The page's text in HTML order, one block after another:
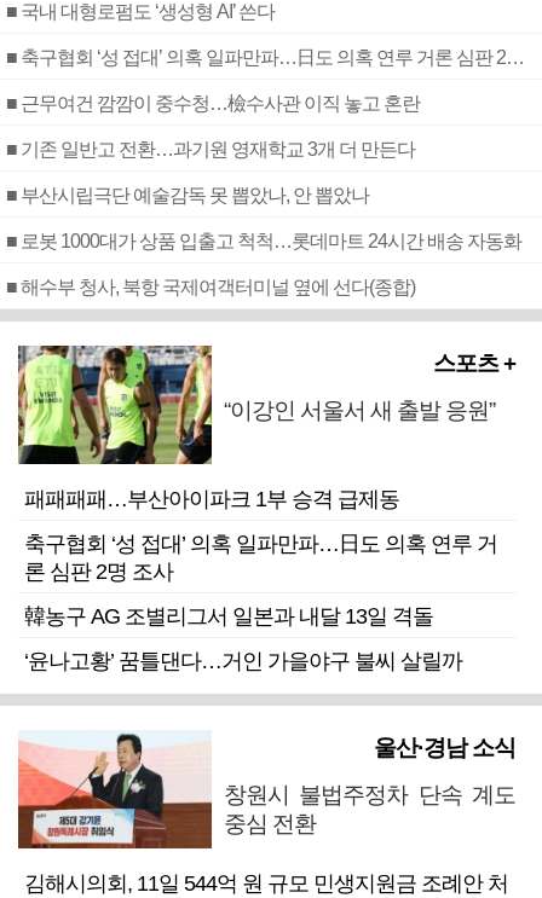
■ 국내 대형로펌도 ‘생성형 AI’ 쓴다
■ 축구협회 ‘성 접대’ 의혹 일파만파…日도 의혹 연루 거론 심판 2명 조사
■ 근무여건 깜깜이 중수청…檢수사관 이직 놓고 혼란
■ 기존 일반고 전환…과기원 영재학교 3개 더 만든다
■ 부산시립극단 예술감독 못 뽑았나, 안 뽑았나
■ 로봇 1000대가 상품 입출고 척척…롯데마트 24시간 배송 자동화
■ 해수부 청사, 북항 국제여객터미널 옆에 선다(종합)
스포츠 +
“이강인 서울서 새 출발 응원”
패패패패…부산아이파크 1부 승격 급제동
축구협회 ‘성 접대’ 의혹 일파만파…日도 의혹 연루 거
론 심판 2명 조사
韓농구 AG 조별리그서 일본과 내달 13일 격돌
‘윤나고황’ 꿈틀댄다…거인 가을야구 불씨 살릴까
울산·경남 소식
창원시 불법주정차 단속 계도
중심 전환
김해시의회, 11일 544억 원 규모 민생지원금 조례안 처